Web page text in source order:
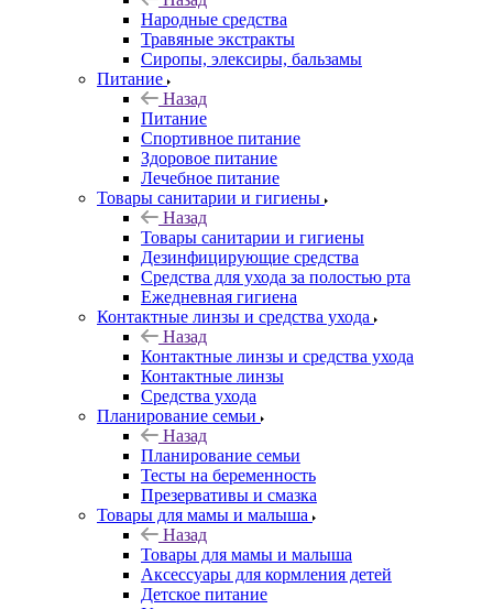
Народные средства
Травяные экстракты
Сиропы, элексиры, бальзамы
Питание
Назад
Питание
Спортивное питание
Здоровое питание
Лечебное питание
Товары санитарии и гигиены
Назад
Товары санитарии и гигиены
Дезинфицирующие средства
Средства для ухода за полостью рта
Ежедневная гигиена
Контактные линзы и средства ухода
Назад
Контактные линзы и средства ухода
Контактные линзы
Средства ухода
Планирование семьи
Назад
Планирование семьи
Тесты на беременность
Презервативы и смазка
Товары для мамы и малыша
Назад
Товары для мамы и малыша
Аксессуары для кормления детей
Детское питание